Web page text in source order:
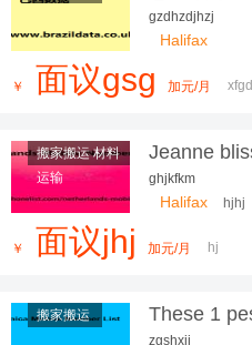
上时期相比
gzdhzdjhzj
Halifax
￥ 面议gsg 加元/月
搬家搬运 材料
运输
Jeanne
a problem
ghjkfkm
Halifax hjhj
￥ 面议jhj 加元/月 hj
搬家搬运
These 1
more than
zgshxjj